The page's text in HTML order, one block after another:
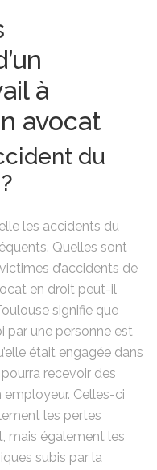
à
avocat
du
les accidents du
Quelles sont
d’accidents de
en droit peut-il
signifie que
par une personne est
était engagée dans
recevoir des
Celles-ci
les pertes
mais également les
subis par la